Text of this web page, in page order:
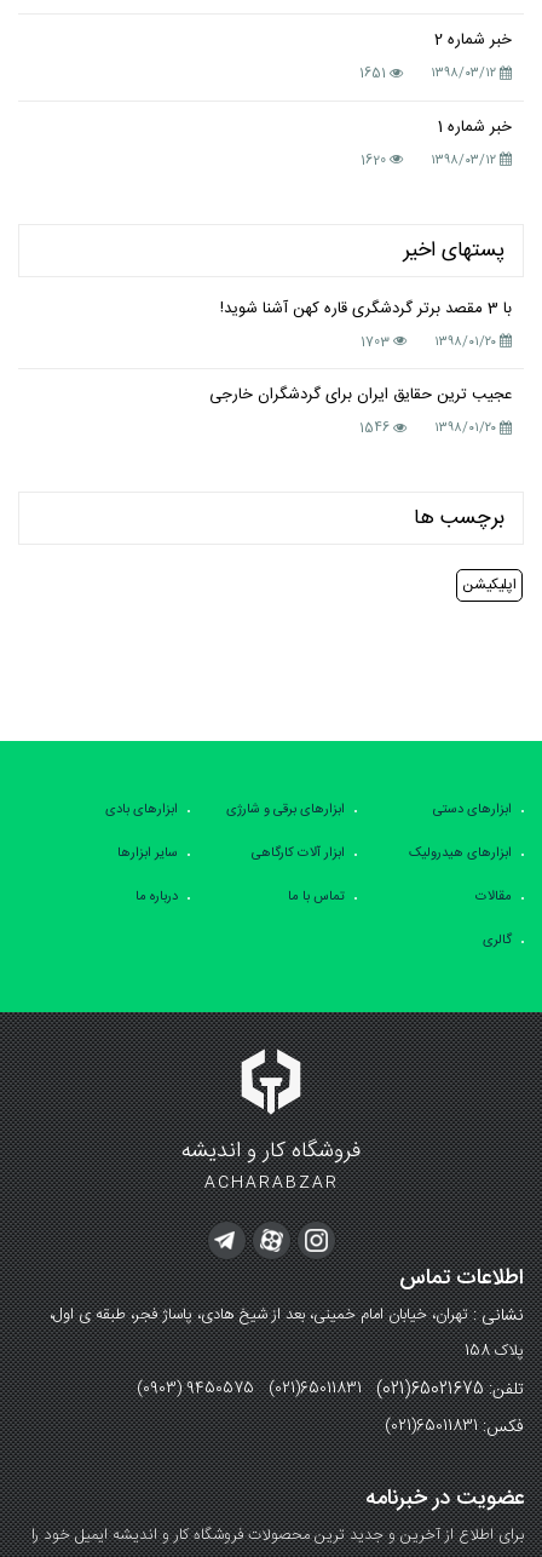
خبر شماره 2
۱۳۹۸/۰۳/۱۲ 1651
خبر شماره 1
۱۳۹۸/۰۳/۱۲ 1620
پستهای اخیر
با 3 مقصد برتر گردشگری قاره کهن آشنا شوید!
۱۳۹۸/۰۱/۲۰ 1703
عجیب ترین حقایق ایران برای گردشگران خارجی
۱۳۹۸/۰۱/۲۰ 1546
برچسب ها
اپلیکیشن
ابزارهای دستی ابزارهای برقی و شارژی
ابزارهای بادی
ابزارهای هیدرولیک
ابزار آلات کارگاهی
سایر ابزارها
مقالات
تماس با ما
درباره ما
گالری
فروشگاه کار و اندیشه
ACHARABZAR
اطلاعات تماس
نشانی :تهران، خیابان امام خمینی، بعد از شیخ هادی، پاساژ فجر، طبقه ی اول،
پلاک 158
تلفن: 65021675(021) (0903) 9450575 (021)65011831
فکس:(021)65011831
عضویت در خبرنامه
برای اطلاع از آخرین و جدید ترین محصولات فروشگاه کار و اندیشه ایمیل خود را